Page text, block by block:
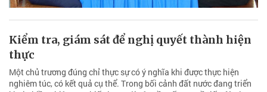
Kiểm tra, giám sát để nghị quyết thành hiện
thực
Một chủ trương đúng chỉ thực sự có ý nghĩa khi được thực hiện
nghiêm túc, có kết quả cụ thể. Trong bối cảnh đất nước đang triển